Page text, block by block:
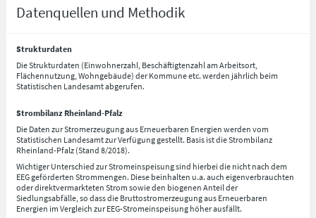
Datenquellen und Methodik
Strukturdaten
Die Strukturdaten (Einwohnerzahl, Beschäftigtenzahl am Arbeitsort,
Flächennutzung, Wohngebäude) der Kommune etc. werden jährlich beim
Statistischen Landesamt abgerufen.
Strombilanz Rheinland-Pfalz
Die Daten zur Stromerzeugung aus Erneuerbaren Energien werden vom
Statistischen Landesamt zur Verfügung gestellt. Basis ist die Strombilanz
Rheinland-Pfalz (Stand 8/2018).
Wichtiger Unterschied zur Stromeinspeisung sind hierbei die nicht nach dem
EEG geförderten Strommengen. Diese beinhalten u.a. auch eigenverbrauchten
oder direktvermarkteten Strom sowie den biogenen Anteil der
Siedlungsabfälle, so dass die Bruttostromerzeugung aus Erneuerbaren
Energien im Vergleich zur EEG-Stromeinspeisung höher ausfällt.